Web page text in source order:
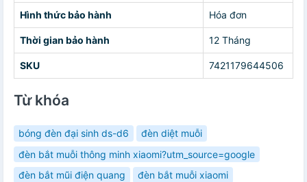
Hình thức bảo hành Hóa đơn
Thời gian bảo hành 12 Tháng
SKU 7421179644506
Từ khóa
bóng đèn đại sinh ds-d6
đèn diệt muỗi
đèn bắt muỗi thông minh xiaomi?utm_source=google
đèn bắt mũi điện quang
đèn bắt muỗi xiaomi